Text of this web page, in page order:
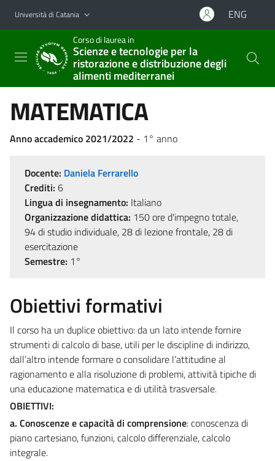
Vai al contenuto principale
Vai al menu di navigazione
Università di Catania ENG
Corso di laurea in
Scienze e tecnologie per la
ristorazione e distribuzione degli
alimenti mediterranei
MATEMATICA
Anno accademico 2021/2022 - 1° anno
Docente: Daniela Ferrarello
Crediti: 6
Lingua di insegnamento: Italiano
Organizzazione didattica: 150 ore d'impegno totale,
94 di studio individuale, 28 di lezione frontale, 28 di
esercitazione
Semestre: 1°
Obiettivi formativi
Il corso ha un duplice obiettivo: da un lato intende fornire
strumenti di calcolo di base, utili per le discipline di indirizzo,
dall’altro intende formare o consolidare l’attitudine al
ragionamento e alla risoluzione di problemi, attività tipiche di
una educazione matematica e di utilità trasversale.
OBIETTIVI:
a. Conoscenze e capacità di comprensione: conoscenza di
piano cartesiano, funzioni, calcolo differenziale, calcolo
integrale.